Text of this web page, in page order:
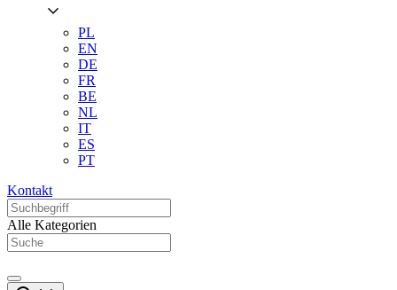
PL
EN
DE
FR
BE
NL
IT
ES
PT
Kontakt
Alle Kategorien